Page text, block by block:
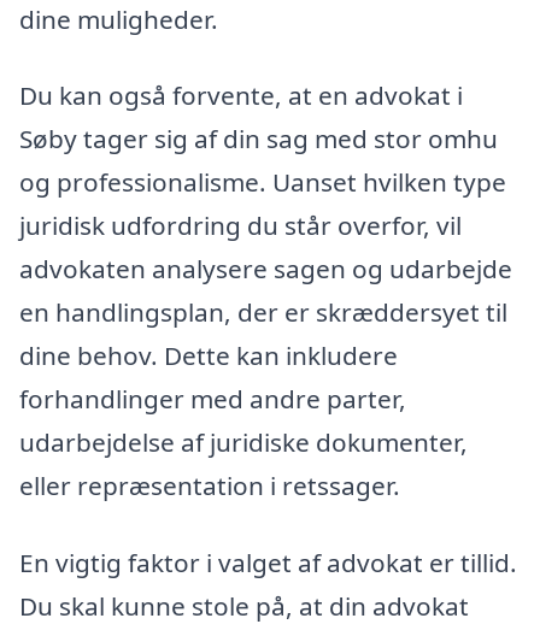
dine muligheder.
Du kan også forvente, at en advokat i
Søby tager sig af din sag med stor omhu
og professionalisme. Uanset hvilken type
juridisk udfordring du står overfor, vil
advokaten analysere sagen og udarbejde
en handlingsplan, der er skræddersyet til
dine behov. Dette kan inkludere
forhandlinger med andre parter,
udarbejdelse af juridiske dokumenter,
eller repræsentation i retssager.
En vigtig faktor i valget af advokat er tillid.
Du skal kunne stole på, at din advokat